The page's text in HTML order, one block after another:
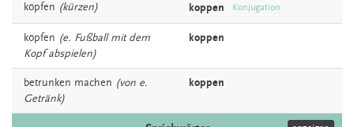
köpfen (kürzen) koppen Konjugation
köpfen (e. Fußball mit dem
Kopf abspielen)
koppen
betrunken machen (von e.
Getränk)
koppen